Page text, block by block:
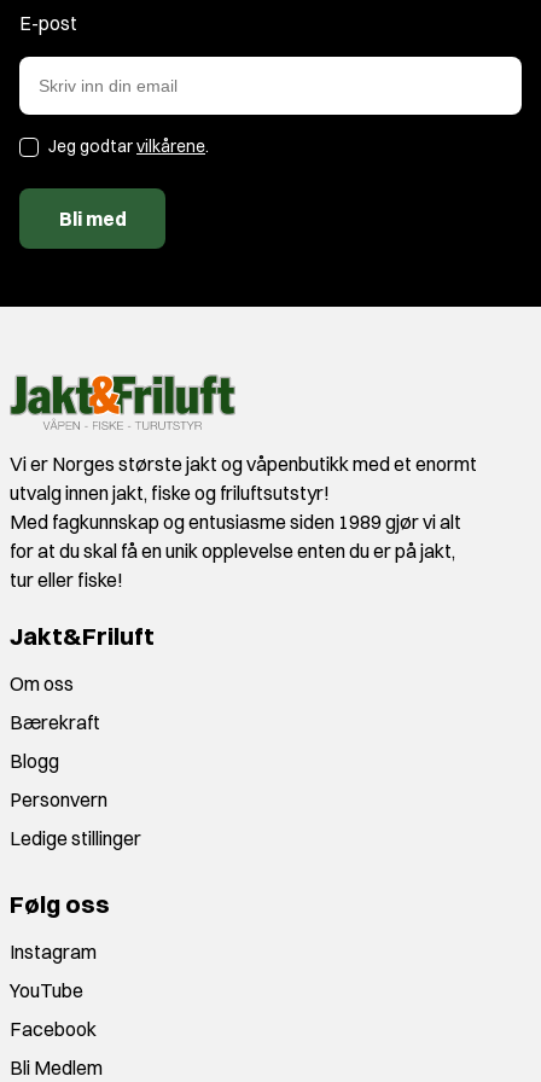
E-post
Jeg godtarvilkårene.
Bli med
Vi er Norges største jakt og våpenbutikk med et enormt
utvalg innen jakt, fiske og friluftsutstyr!
Med fagkunnskap og entusiasme siden 1989 gjør vi alt
for at du skal få en unik opplevelse enten du er på jakt,
tur eller fiske!
Jakt&Friluft
Om oss
Bærekraft
Blogg
Personvern
Ledige stillinger
Følg oss
Instagram
YouTube
Facebook
Bli Medlem